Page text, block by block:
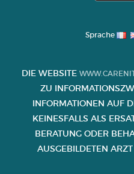
Sprache
DIE WEBSITE
U
NFORMATIONEN AUF
EINESFALLS ALS
ERATUNG ODER
USGEBILDETEN ARZT